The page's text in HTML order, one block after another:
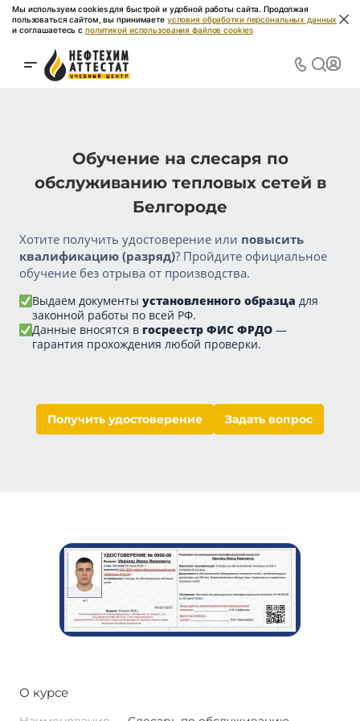
Мы используем cookies для быстрой и удобной работы сайта. Продолжая
пользоваться сайтом, вы принимаете условия обработки персональных данных
и соглашаетесь с политикой использования файлов cookies
Обучение на слесаря по
обслуживанию тепловых сетей в
Белгороде
Хотите получить удостоверение или повысить
квалификацию (разряд)? Пройдите официальное
обучение без отрыва от производства.
Выдаем документы установленного образца для
законной работы по всей РФ.
Данные вносятся в госреестр ФИС ФРДО —
гарантия прохождения любой проверки.
Получить удостоверение Задать вопрос
О курсе